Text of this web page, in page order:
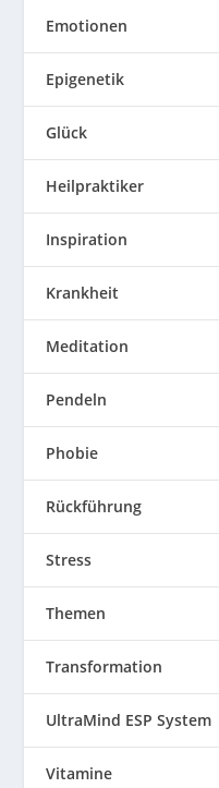
Emotionen
Epigenetik
Glück
Heilpraktiker
Inspiration
Krankheit
Meditation
Pendeln
Phobie
Rückführung
Stress
Themen
Transformation
UltraMind ESP System
Vitamine